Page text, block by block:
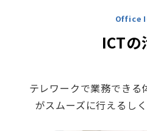
Office
ICTの
テレワークで業務できる
がスムーズに行えるし